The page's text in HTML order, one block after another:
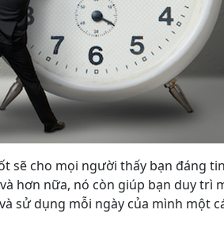
sẽ cho mọi người thấy bạn đáng
hơn nữa, nó còn giúp bạn duy trì
sử dụng mỗi ngày của mình một